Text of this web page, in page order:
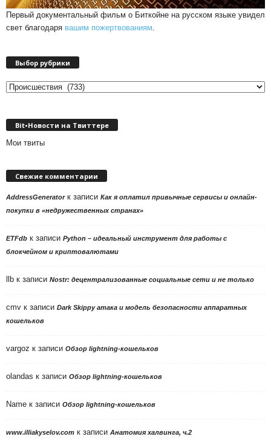
Первый документальный фильм о Биткойне на русском языке увидел
свет благодаря вашим пожертвованиям.
Выбор рубрики
Выбор
Bit•Новости на Твиттере
Мои твиты
Свежие комментарии
AddressGeneratorк записи Как я оплатил привычные сервисы и онлайн-
покупки в «недружественных странах»
ETFdb к записи Python – идеальный инструмент для работы с
блокчейном и криптовалютами
llb к записи Nostr: децентрализованные социальные сети и не только
cmv к записи Dark Skippy атака и модель безопасности аппаратных
кошельков
vargoz к записи Обзор lightning-кошельков
olandas к записи Обзор lightning-кошельков
Name к записи Обзор lightning-кошельков
www.illiakyselov.com к записи Анатомия халвинга, ч.2